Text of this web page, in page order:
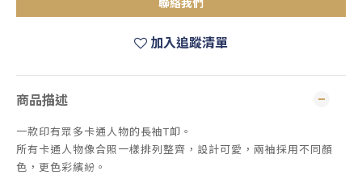
加入追蹤清單
商品描述
一款印有眾多卡通人物的長袖T卹。
所有卡通人物像合照一樣排列整齊，設計可愛，兩袖採用不同顏
色，更色彩繽紛。